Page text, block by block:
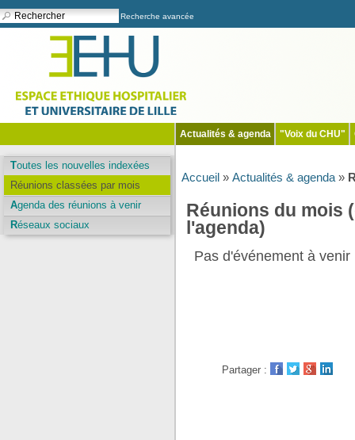
Recherche avancée
Actualités & agenda "Voix du CHU"
Toutes les nouvelles indexées
Réunions classées par mois
Agenda des réunions à venir
Réseaux sociaux
Accueil » Actualités & agenda »
Réunions du mois
l'agenda)
Pas d'événement à venir
Partager :